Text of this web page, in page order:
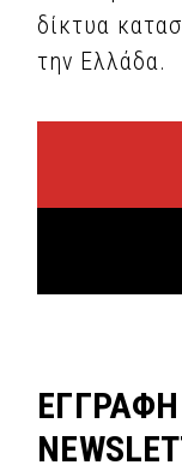
δίκτυα
την Ελλάδα.
ΕΓΓΡΑΦΗ